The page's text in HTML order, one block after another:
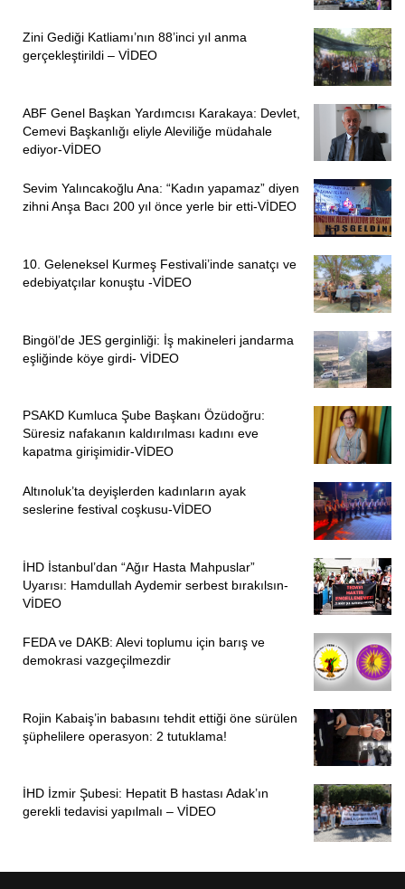
Zini Gediği Katliamı’nın 88’inci yıl anma
gerçekleştirildi – VİDEO
ABF Genel Başkan Yardımcısı Karakaya: Devlet,
Cemevi Başkanlığı eliyle Aleviliğe müdahale
ediyor-VİDEO
Sevim Yalıncakoğlu Ana: “Kadın yapamaz” diyen
zihni Anşa Bacı 200 yıl önce yerle bir etti-VİDEO
10. Geleneksel Kurmeş Festivali’inde sanatçı ve
edebiyatçılar konuştu -VİDEO
Bingöl’de JES gerginliği: İş makineleri jandarma
eşliğinde köye girdi- VİDEO
PSAKD Kumluca Şube Başkanı Özüdoğru:
Süresiz nafakanın kaldırılması kadını eve
kapatma girişimidir-VİDEO
Altınoluk’ta deyişlerden kadınların ayak
seslerine festival coşkusu-VİDEO
İHD İstanbul’dan “Ağır Hasta Mahpuslar”
Uyarısı: Hamdullah Aydemir serbest bırakılsın-
VİDEO
FEDA ve DAKB: Alevi toplumu için barış ve
demokrasi vazgeçilmezdir
Rojin Kabaiş’in babasını tehdit ettiği öne sürülen
şüphelilere operasyon: 2 tutuklama!
İHD İzmir Şubesi: Hepatit B hastası Adak’ın
gerekli tedavisi yapılmalı – VİDEO